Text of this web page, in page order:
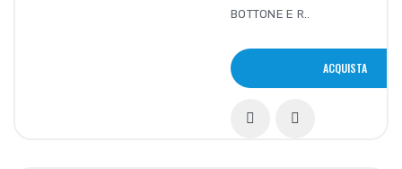
BOTTONE E R..
ACQUISTA